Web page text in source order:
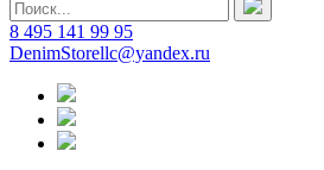
8 495 141 99 95
DenimStorellc@yandex.ru